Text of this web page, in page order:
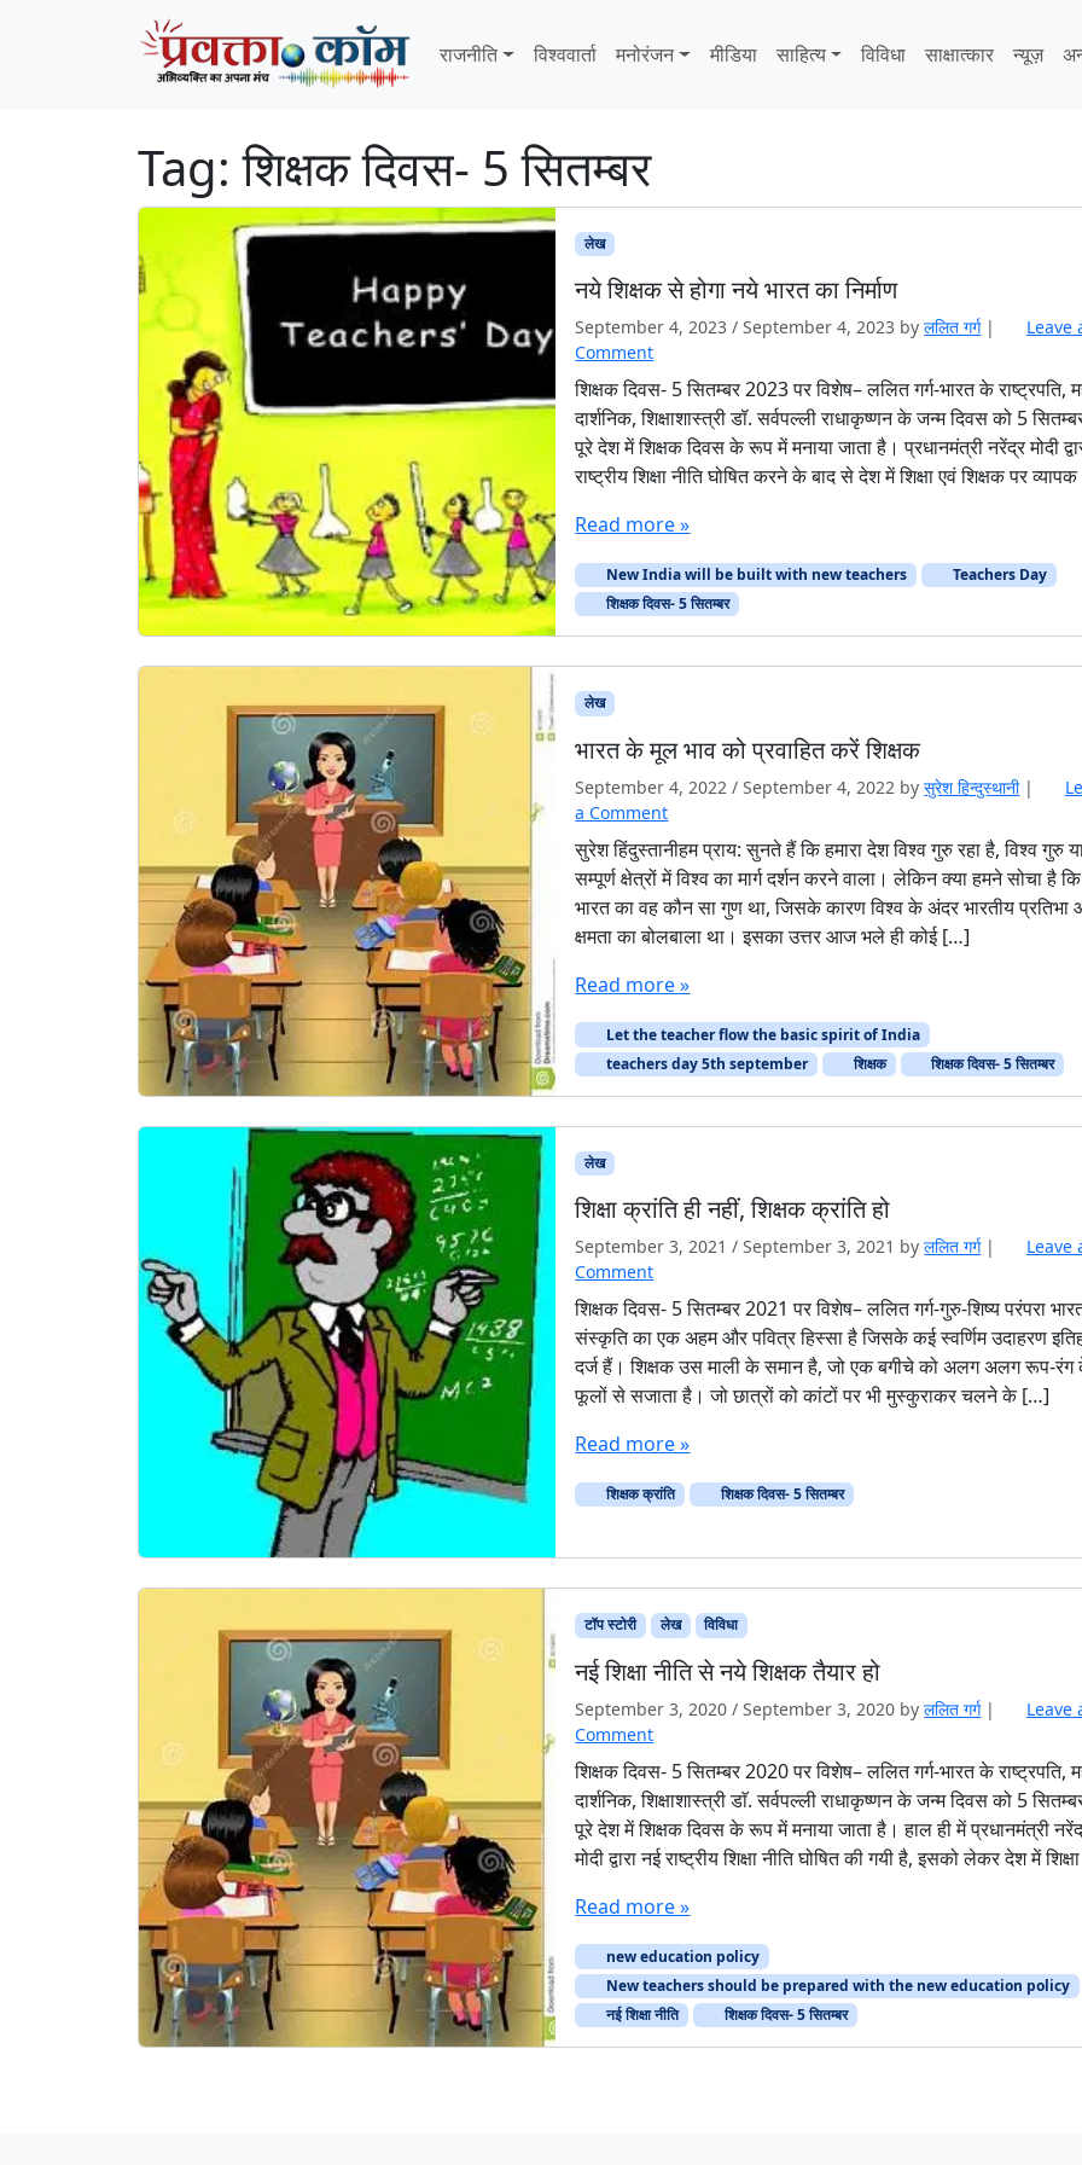
राजनीति
विश्ववार्ता मनोरंजन मीडिया साहित्‍य विविधा साक्षात्‍कार न्यूज़
Tag:शिक्षक दिवस- 5 सितम्बर
लेख
नये शिक्षक से होगा नये भारत का निर्माण
September 4, 2023 / September 4, 2023 byललित गर्ग |
Leave
Comment
शिक्षक दिवस- 5 सितम्बर 2023 पर विशेष– ललित गर्ग-भारत के राष्ट्रपति,
दार्शनिक, शिक्षाशास्त्री डॉ. सर्वपल्ली राधाकृष्णन के जन्म दिवस को 5
पूरे देश में शिक्षक दिवस के रूप में मनाया जाता है। प्रधानमंत्री नरेंद्र मोदी
राष्ट्रीय शिक्षा नीति घोषित करने के बाद से देश में शिक्षा एवं शिक्षक पर
Read more »
New India will be built with new teachers
Teachers Day
शिक्षक दिवस- 5 सितम्बर
लेख
भारत के मूल भाव को प्रवाहित करें शिक्षक
September 4, 2022 / September 4, 2022 byसुरेश हिन्‍दुस्‍थानी |
a Comment
सुरेश हिंदुस्तानीहम प्राय: सुनते हैं कि हमारा देश विश्व गुरु रहा है, विश्व गुरु
सम्पूर्ण क्षेत्रों में विश्व का मार्ग दर्शन करने वाला। लेकिन क्या हमने सोचा है कि
भारत का वह कौन सा गुण था, जिसके कारण विश्व के अंदर भारतीय प्रतिभा
क्षमता का बोलबाला था। इसका उत्तर आज भले ही कोई […]
Read more »
Let the teacher flow the basic spirit of India
teachers day 5th september
शिक्षक शिक्षक दिवस- 5 सितम्बर
लेख
शिक्षा क्रांति ही नहीं, शिक्षक क्रांति हो
September 3, 2021 / September 3, 2021 byललित गर्ग |
Leave
Comment
शिक्षक दिवस- 5 सितम्बर 2021 पर विशेष– ललित गर्ग-गुरु-शिष्य परंपरा
संस्कृति का एक अहम और पवित्र हिस्सा है जिसके कई स्वर्णिम उदाहरण
दर्ज हैं। शिक्षक उस माली के समान है, जो एक बगीचे को अलग अलग रूप-
फूलों से सजाता है। जो छात्रों को कांटों पर भी मुस्कुराकर चलने के […]
Read more »
शिक्षक क्रांति शिक्षक दिवस- 5 सितम्बर
टॉप स्टोरी लेख विविधा
नई शिक्षा नीति से नये शिक्षक तैयार हो
September 3, 2020 / September 3, 2020 byललित गर्ग |
Leave
Comment
शिक्षक दिवस- 5 सितम्बर 2020 पर विशेष– ललित गर्ग-भारत के राष्ट्रपति,
दार्शनिक, शिक्षाशास्त्री डाॅ. सर्वपल्ली राधाकृष्णन के जन्म दिवस को 5
पूरे देश में शिक्षक दिवस के रूप में मनाया जाता है। हाल ही में प्रधानमंत्री
मोदी द्वारा नई राष्ट्रीय शिक्षा नीति घोषित की गयी है, इसको लेकर देश में
Read more »
new education policy
New teachers should be prepared with the new education policy
नई शिक्षा नीति
शिक्षक दिवस- 5 सितम्बर